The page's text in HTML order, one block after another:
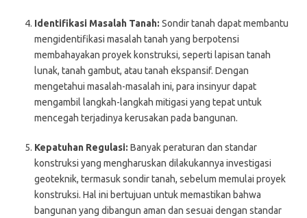
Identifikasi Masalah Tanah: Sondir tanah dapat membantu
mengidentifikasi masalah tanah yang berpotensi
membahayakan proyek konstruksi, seperti lapisan tanah
lunak, tanah gambut, atau tanah ekspansif. Dengan
mengetahui masalah-masalah ini, para insinyur dapat
mengambil langkah-langkah mitigasi yang tepat untuk
mencegah terjadinya kerusakan pada bangunan.
Kepatuhan Regulasi: Banyak peraturan dan standar
konstruksi yang mengharuskan dilakukannya investigasi
geoteknik, termasuk sondir tanah, sebelum memulai proyek
konstruksi. Hal ini bertujuan untuk memastikan bahwa
bangunan yang dibangun aman dan sesuai dengan standar